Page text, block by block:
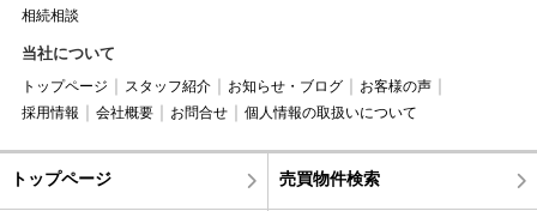
相続相談
当社について
トップページ スタッフ紹介 お知らせ・ブログ
お客様の声
採用情報
会社概要 お問合せ 個人情報の取扱いについて
トップページ 売買物件検索